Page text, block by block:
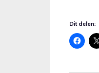
Dit delen: